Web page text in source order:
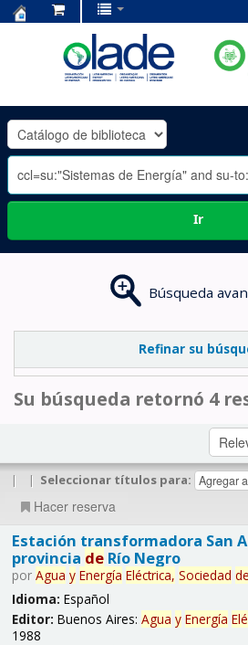
OLADE
-
Ir
Búsqueda
Refinar su
Su búsqueda retornó 4
| | Seleccionar títulos para:
Hacer reserva
Estación transformadora San
provincia deRío Negro
por Agua y Energía Eléctrica, Sociedad de
Idioma: Español
Editor: Buenos Aires: Agua y Energía
1988